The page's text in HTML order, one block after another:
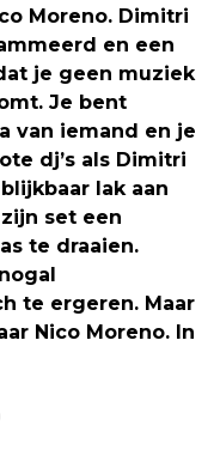
Moreno. Dimitri
en een
je geen muziek
Je bent
van iemand en je
dj’s als Dimitri
lak aan
set een
te draaien.
te ergeren. Maar
Nico Moreno. In